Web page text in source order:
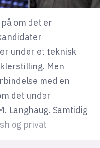
om det er
under et teknisk
Men
med en
det under
Langhaug. Samtidig
og privat